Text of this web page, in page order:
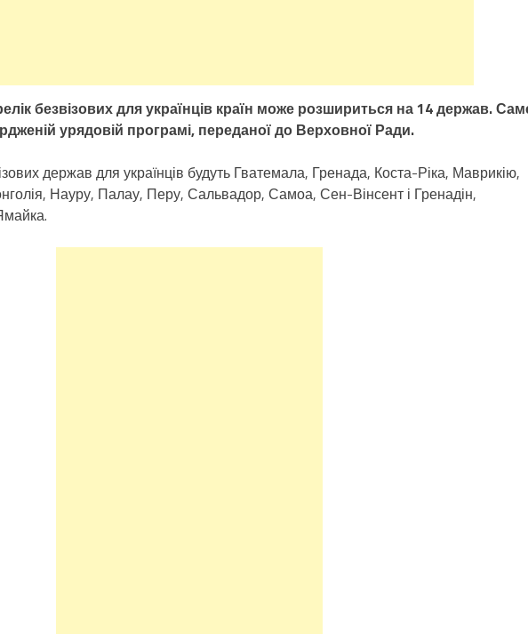
безвізових для українців країн може розшириться на 14 держав.
урядовій програмі, переданої до Верховної Ради.
держав для українців будуть Гватемала, Гренада, Коста-Ріка, Маврикію,
Науру, Палау, Перу, Сальвадор, Самоа, Сен-Вінсент і Гренадін,